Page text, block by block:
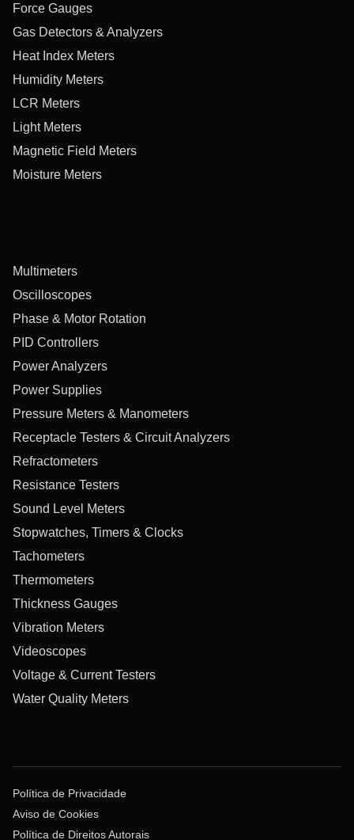
Force Gauges
Gas Detectors & Analyzers
Heat Index Meters
Humidity Meters
LCR Meters
Light Meters
Magnetic Field Meters
Moisture Meters
Multimeters
Oscilloscopes
Phase & Motor Rotation
PID Controllers
Power Analyzers
Power Supplies
Pressure Meters & Manometers
Receptacle Testers & Circuit Analyzers
Refractometers
Resistance Testers
Sound Level Meters
Stopwatches, Timers & Clocks
Tachometers
Thermometers
Thickness Gauges
Vibration Meters
Videoscopes
Voltage & Current Testers
Water Quality Meters
Política de Privacidade
Aviso de Cookies
Política de Direitos Autorais